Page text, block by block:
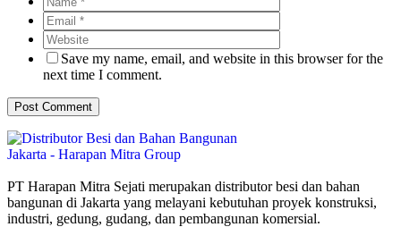
Save my name, email, and website in this browser for the
next time I comment.
PT Harapan Mitra Sejati merupakan distributor besi dan bahan
bangunan di Jakarta yang melayani kebutuhan proyek konstruksi,
industri, gedung, gudang, dan pembangunan komersial.